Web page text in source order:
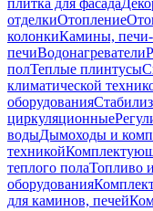
плитка для фасада
отделкиОтопление
колонкиКамины,
печиВодонагреватели
полТеплые плинтусы
климатической
оборудования
циркуляционные
водыДымоходы и
техникой
теплого полаТопливо
оборудования
для каминов, печей